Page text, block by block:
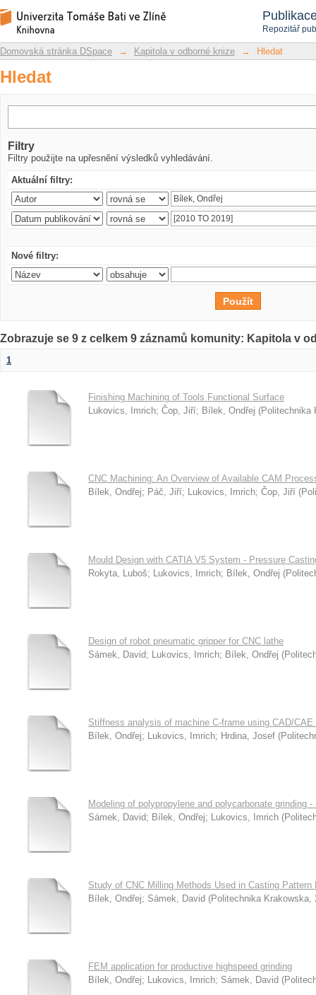
Repozitář
Hledat
Repozitář DSpace/Manakin
Domovská stránka DSpace → Kapitola v odborné knize → Hledat
Hledat
Filtry
Filtry použijte na upřesnění výsledků vyhledávání.
Aktuální filtry:
Nové filtry:
Zobrazuje se 9 z celkem 9 záznamů komunity: Kapitola v
1
Finishing Machining of Tools Functional Surface
Lukovics, Imrich; Čop, Jiří; Bílek, Ondřej (Politechnika
CNC Machining: An Overview of Available CAM
Bílek, Ondřej; Páč, Jiří; Lukovics, Imrich; Čop, Jiří (
Mould Design with CATIA V5 System - Pressure
Rokyta, Luboš; Lukovics, Imrich; Bílek, Ondřej (
Design of robot pneumatic gripper for CNC lathe
Sámek, David; Lukovics, Imrich; Bílek, Ondřej (
Stiffness analysis of machine C-frame using CAD/CAE
Bílek, Ondřej; Lukovics, Imrich; Hrdina, Josef (
Modeling of polypropylene and polycarbonate grinding
Sámek, David; Bílek, Ondřej; Lukovics, Imrich (
Study of CNC Milling Methods Used in Casting Pattern
Bílek, Ondřej; Sámek, David (Politechnika Krakowska,
FEM application for productive highspeed grinding
Bílek, Ondřej; Lukovics, Imrich; Sámek, David (